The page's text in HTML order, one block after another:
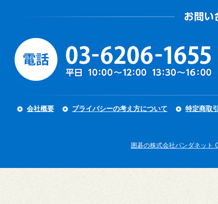
会社概要 プライバシーの考え方について 特定商取
囲碁の株式会社パンダネット